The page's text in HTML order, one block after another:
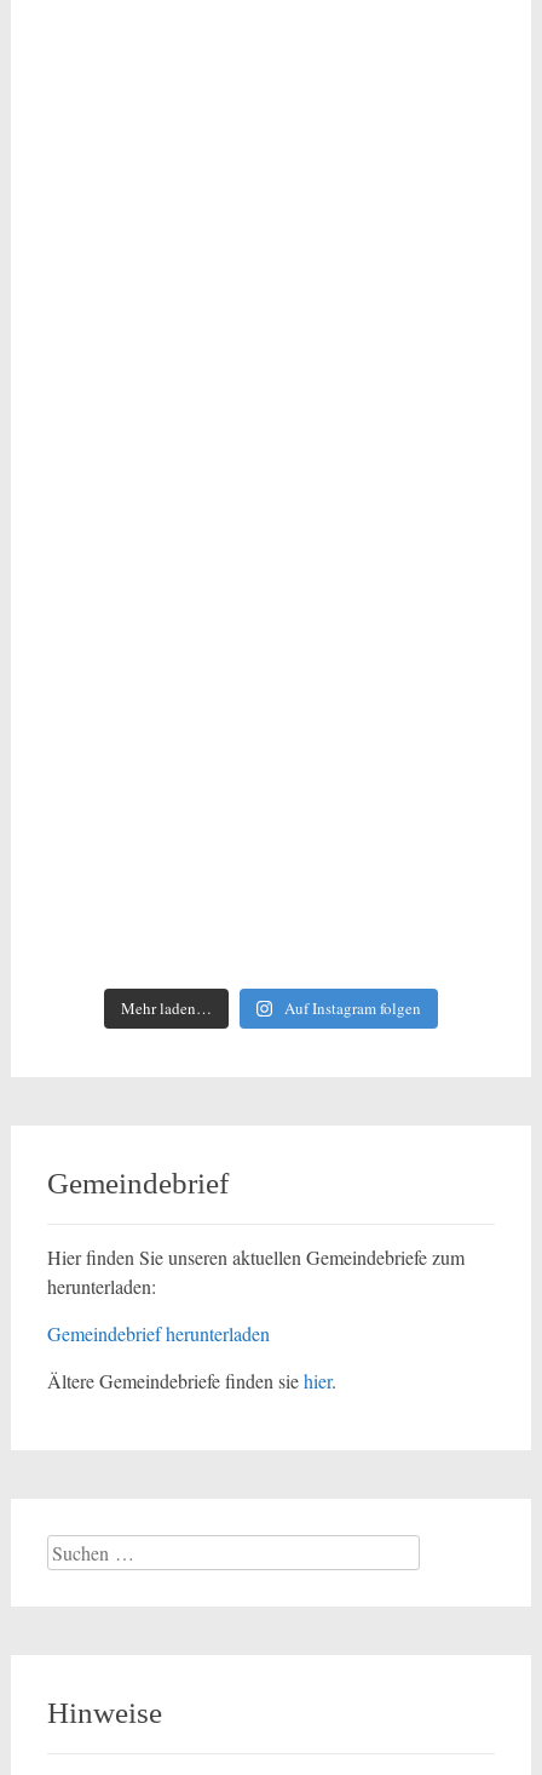
Mehr laden… Auf Instagram folgen
Gemeindebrief
Hier finden Sie unseren aktuellen Gemeindebriefe zum
herunterladen:
Gemeindebrief herunterladen
Ältere Gemeindebriefe finden siehier.
Suchen
nach:
Hinweise